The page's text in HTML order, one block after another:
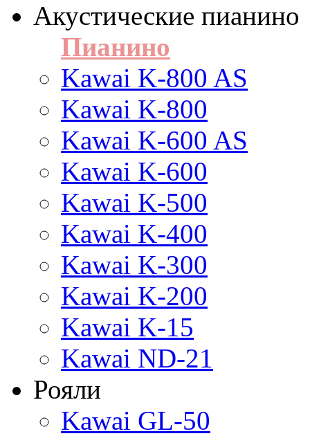
Акустические пианино
Пианино
Kawai K-800 AS
Kawai K-800
Kawai K-600 AS
Kawai K-600
Kawai K-500
Kawai K-400
Kawai K-300
Kawai K-200
Kawai K-15
Kawai ND-21
Рояли
Kawai GL-50